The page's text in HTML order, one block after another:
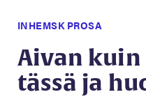
INHEMSK PROSA
Aivan
tässä ja